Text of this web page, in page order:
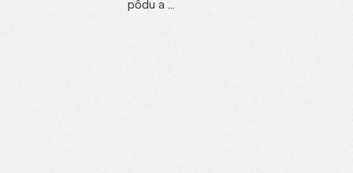
pôdu a …